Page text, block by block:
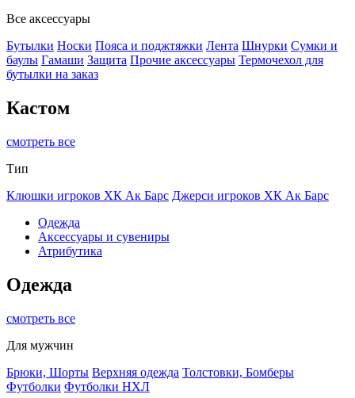
Все аксессуары
Бутылки Носки Пояса и поджтяжки Лента Шнурки Сумки и
баулы Гамаши Защита Прочие аксессуары Термочехол для
бутылки на заказ
Кастом
смотреть все
Тип
Клюшки игроков ХК Ак Барс Джерси игроков ХК Ак Барс
Одежда
Аксессуары и сувениры
Атрибутика
Одежда
смотреть все
Для мужчин
Брюки, Шорты Верхняя одежда Толстовки, Бомберы
Футболки Футболки НХЛ